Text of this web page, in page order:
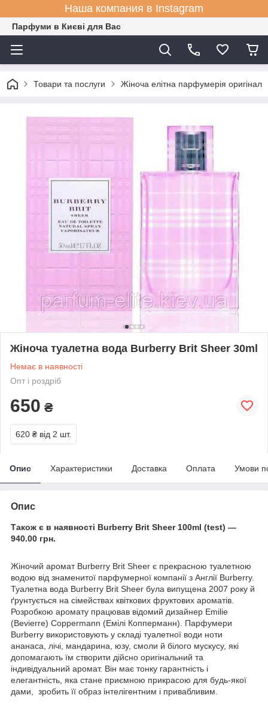
Наша компания в Instagram
Парфуми в Києві для Вас
Товари та послуги Жіноча елітна парфумерія оригінал
Жіноча туалетна вода Burberry Brit Sheer 30ml
Немає в наявності
Опт і роздріб
650 ₴
620 ₴ від 2 шт.
Опис Характеристики Доставка Оплата Умови
Опис
Також є в наявності Burberry Brit Sheer 100ml (test) —
940.00 грн.
Жіночий аромат Burberry Brit Sheer є прекрасною туалетною
водою від знаменитої парфумерної компанії з Англії Burberry.
Туалетна вода Burberry Brit Sheer була випущена 2007 року й
ґрунтується на сімействах квіткових фруктових ароматів.
Розробкою аромату працював відомий дизайнер Emilie
(Bevierre) Coppermann (Емілі Копперманн). Парфумери
Burberry використовують у складі туалетної води ноти
ананаса, лічі, мандарина, юзу, смоли й білого мускусу, які
допомагають їм створити дійсно оригінальний та
індивідуальний аромат. Він має тонку гарантність і
елегантність, яка стане приємною прикрасою для будь-якої
дами, зробить її образ інтелігентним і привабливим.